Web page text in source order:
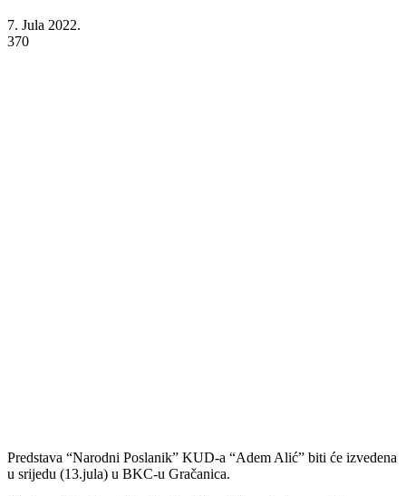
7. Jula 2022.
370
Predstava “Narodni Poslanik” KUD-a “Adem Alić” biti će izvedena
u srijedu (13.jula) u BKC-u Gračanica.